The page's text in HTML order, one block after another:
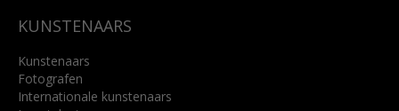
KUNSTENAARS
Kunstenaars
Fotografen
Internationale kunstenaars